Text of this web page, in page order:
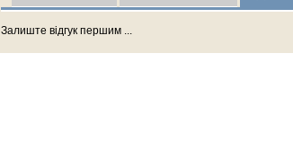
Залиште відгук першим ...